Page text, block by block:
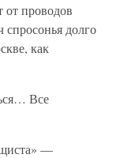
от проводов
долго
как
Все
—